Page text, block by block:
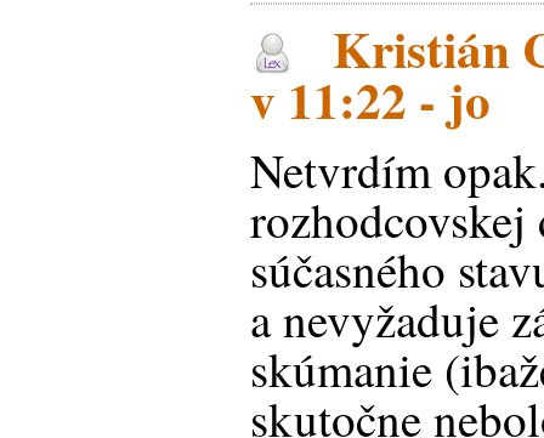
Kristián
v 11:22 - jo
Netvrdím
súčasného
a nevyžaduje
skúmanie
skutočne